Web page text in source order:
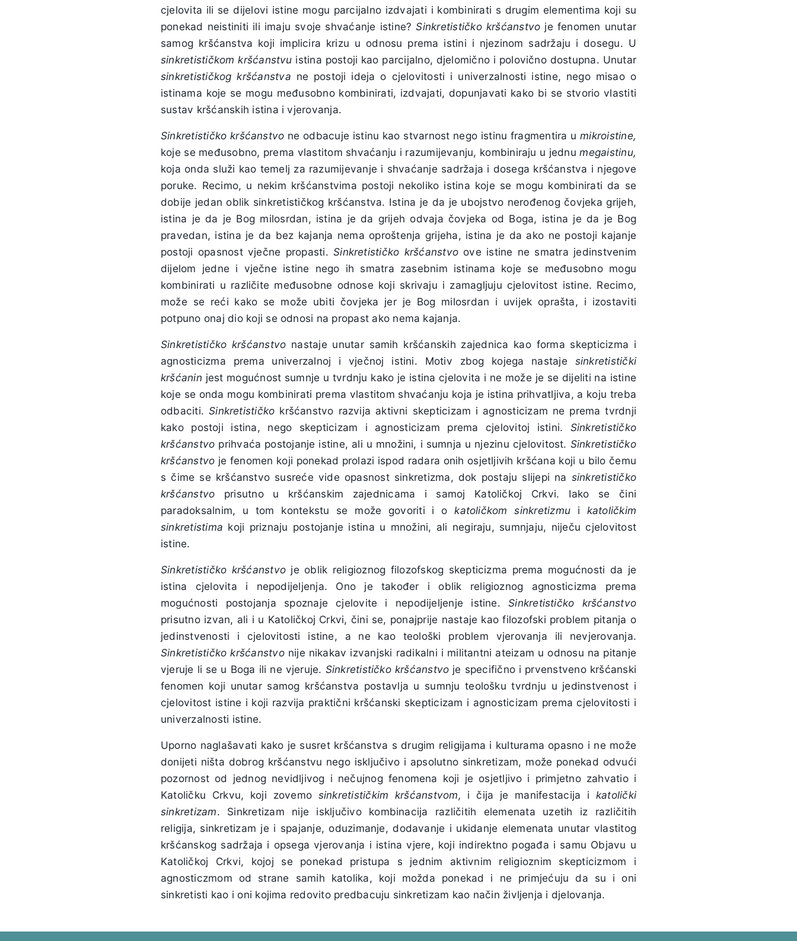
cjelovita ili se dijelovi istine mogu parcijalno izdvajati i kombinirati s drugim elementima koji su
ponekad neistiniti ili imaju svoje shvaćanje istine?Sinkretističko kršćanstvo je fenomen unutar
samog kršćanstva koji implicira krizu u odnosu prema istini i njezinom sadržaju i dosegu. U
sinkretističkom kršćanstvu istina postoji kao parcijalno, djelomično i polovično dostupna. Unutar
sinkretističkog kršćanstva ne postoji ideja o cjelovitosti i univerzalnosti istine, nego misao o
istinama koje se mogu međusobno kombinirati, izdvajati, dopunjavati kako bi se stvorio vlastiti
sustav kršćanskih istina i vjerovanja.
Sinkretističko kršćanstvo ne odbacuje istinu kao stvarnost nego istinu fragmentira umikroistine,
koje se međusobno, prema vlastitom shvaćanju i razumijevanju, kombiniraju u jednumegaistinu,
koja onda služi kao temelj za razumijevanje i shvaćanje sadržaja i dosega kršćanstva i njegove
poruke. Recimo, u nekim kršćanstvima postoji nekoliko istina koje se mogu kombinirati da se
dobije jedan oblik sinkretističkog kršćanstva. Istina je da je ubojstvo nerođenog čovjeka grijeh,
istina je da je Bog milosrdan, istina je da grijeh odvaja čovjeka od Boga, istina je da je Bog
pravedan, istina je da bez kajanja nema oproštenja grijeha, istina je da ako ne postoji kajanje
postoji opasnost vječne propasti.Sinkretističko kršćanstvo ove istine ne smatra jedinstvenim
dijelom jedne i vječne istine nego ih smatra zasebnim istinama koje se međusobno mogu
kombinirati u različite međusobne odnose koji skrivaju i zamagljuju cjelovitost istine. Recimo,
može se reći kako se može ubiti čovjeka jer je Bog milosrdan i uvijek oprašta, i izostaviti
potpuno onaj dio koji se odnosi na propast ako nema kajanja.
Sinkretističko kršćanstvo nastaje unutar samih kršćanskih zajednica kao forma skepticizma i
agnosticizma prema univerzalnoj i vječnoj istini. Motiv zbog kojega nastaje sinkretistički
kršćanin jest mogućnost sumnje u tvrdnju kako je istina cjelovita i ne može je se dijeliti na istine
koje se onda mogu kombinirati prema vlastitom shvaćanju koja je istina prihvatljiva, a koju treba
odbaciti.Sinkretističko kršćanstvo razvija aktivni skepticizam i agnosticizam ne prema tvrdnji
kako postoji istina, nego skepticizam i agnosticizam prema cjelovitoj istini. Sinkretističko
kršćanstvo prihvaća postojanje istine, ali u množini, i sumnja u njezinu cjelovitost. Sinkretističko
kršćanstvo je fenomen koji ponekad prolazi ispod radara onih osjetljivih kršćana koji u bilo čemu
s čime se kršćanstvo susreće vide opasnost sinkretizma, dok postaju slijepi na sinkretističko
kršćanstvo prisutno u kršćanskim zajednicama i samoj Katoličkoj Crkvi. Iako se čini
paradoksalnim, u tom kontekstu se može govoriti i okatoličkom sinkretizmu i katoličkim
sinkretistima koji priznaju postojanje istina u množini, ali negiraju, sumnjaju, niječu cjelovitost
istine.
Sinkretističko kršćanstvo je oblik religioznog filozofskog skepticizma prema mogućnosti da je
istina cjelovita i nepodijeljenja. Ono je također i oblik religioznog agnosticizma prema
mogućnosti postojanja spoznaje cjelovite i nepodijeljenje istine.Sinkretističko kršćanstvo
prisutno izvan, ali i u Katoličkoj Crkvi, čini se, ponajprije nastaje kao filozofski problem pitanja o
jedinstvenosti i cjelovitosti istine, a ne kao teološki problem vjerovanja ili nevjerovanja.
Sinkretističko kršćanstvonije nikakav izvanjski radikalni i militantni ateizam u odnosu na pitanje
vjeruje li se u Boga ili ne vjeruje. Sinkretističko kršćanstvo je specifično i prvenstveno kršćanski
fenomen koji unutar samog kršćanstva postavlja u sumnju teološku tvrdnju u jedinstvenost i
cjelovitost istine i koji razvija praktični kršćanski skepticizam i agnosticizam prema cjelovitosti i
univerzalnosti istine.
Uporno naglašavati kako je susret kršćanstva s drugim religijama i kulturama opasno i ne može
donijeti ništa dobrog kršćanstvu nego isključivo i apsolutno sinkretizam, može ponekad odvući
pozornost od jednog nevidljivog i nečujnog fenomena koji je osjetljivo i primjetno zahvatio i
Katoličku Crkvu, koji zovemo sinkretističkim kršćanstvom, i čija je manifestacija i katolički
sinkretizam. Sinkretizam nije isključivo kombinacija različitih elemenata uzetih iz različitih
religija, sinkretizam je i spajanje, oduzimanje, dodavanje i ukidanje elemenata unutar vlastitog
kršćanskog sadržaja i opsega vjerovanja i istina vjere, koji indirektno pogađa i samu Objavu u
Katoličkoj Crkvi, kojoj se ponekad pristupa s jednim aktivnim religioznim skepticizmom i
agnosticzmom od strane samih katolika, koji možda ponekad i ne primjećuju da su i oni
sinkretisti kao i oni kojima redovito predbacuju sinkretizam kao način življenja i djelovanja.